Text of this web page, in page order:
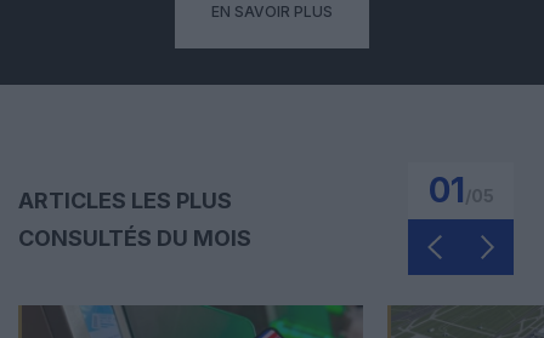
EN SAVOIR PLUS
ARTICLES LES PLUS
CONSULTÉS DU MOIS
01